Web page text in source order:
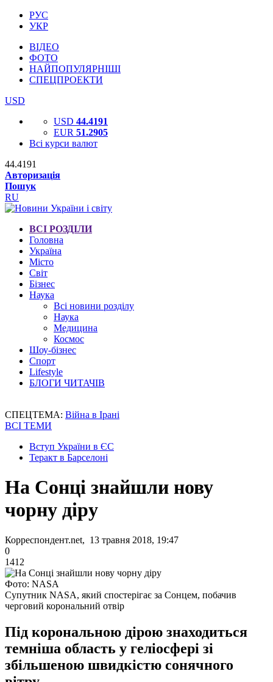
РУС
УКР
ВІДЕО
ФОТО
НАЙПОПУЛЯРНІШІ
СПЕЦПРОЕКТИ
USD
USD 44.4191
EUR 51.2905
Всі курси валют
44.4191
Авторизація
Пошук
RU
ВСІ РОЗДІЛИ
Головна
Україна
Місто
Світ
Бізнес
Наука
Всі новини розділу
Наука
Медицина
Космос
Шоу-бізнес
Спорт
Lifestyle
БЛОГИ ЧИТАЧІВ
СПЕЦТЕМА: Війна в Ірані
ВСІ ТЕМИ
Вступ України в ЄС
Теракт в Барселоні
На Сонці знайшли нову
чорну діру
Корреспондент.net, 13 травня 2018, 19:47
0
1412
Фото: NASA
Супутник NASA, який спостерігає за Сонцем, побачив
черговий корональний отвір
Під корональною дірою знаходиться
темніша область у геліосфері зі
збільшеною швидкістю сонячного